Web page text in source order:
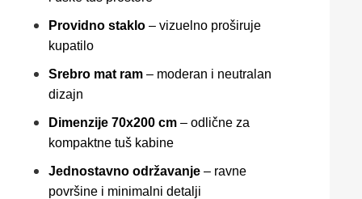
Providno staklo – vizuelno proširuje
kupatilo
Srebro mat ram – moderan i neutralan
dizajn
Dimenzije 70x200 cm – odlične za
kompaktne tuš kabine
Jednostavno održavanje – ravne
površine i minimalni detalji